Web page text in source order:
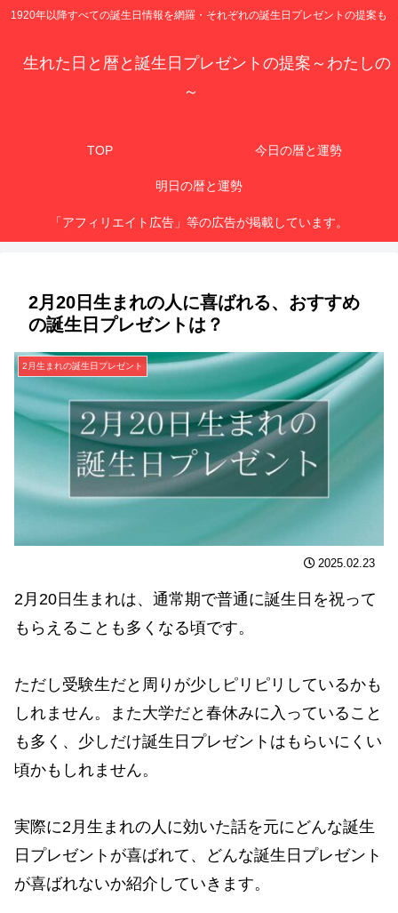
1920年以降すべての誕生日情報を網羅・それぞれの誕生日プレゼントの提案も
生れた日と暦と誕生日プレゼントの提案～わたしの
～
TOP 今日の暦と運勢
明日の暦と運勢
「アフィリエイト広告」等の広告が掲載しています。
2月20日生まれの人に喜ばれる、おすすめ
の誕生日プレゼントは？
2月生まれの誕生日プレゼント
2025.02.23
2月20日生まれは、通常期で普通に誕生日を祝って
もらえることも多くなる頃です。
ただし受験生だと周りが少しピリピリしているかも
しれません。また大学だと春休みに入っていること
も多く、少しだけ誕生日プレゼントはもらいにくい
頃かもしれません。
実際に2月生まれの人に効いた話を元にどんな誕生
日プレゼントが喜ばれて、どんな誕生日プレゼント
が喜ばれないか紹介していきます。